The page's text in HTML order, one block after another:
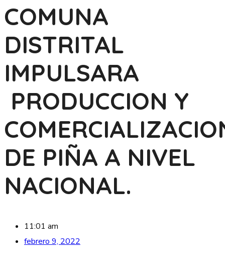
COMUNA
DISTRITAL
IMPULSARA
PRODUCCION Y
DE PIÑA A NIVEL
NACIONAL.
11:01 am
febrero 9, 2022